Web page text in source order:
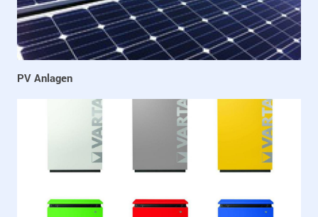
PV Anlagen